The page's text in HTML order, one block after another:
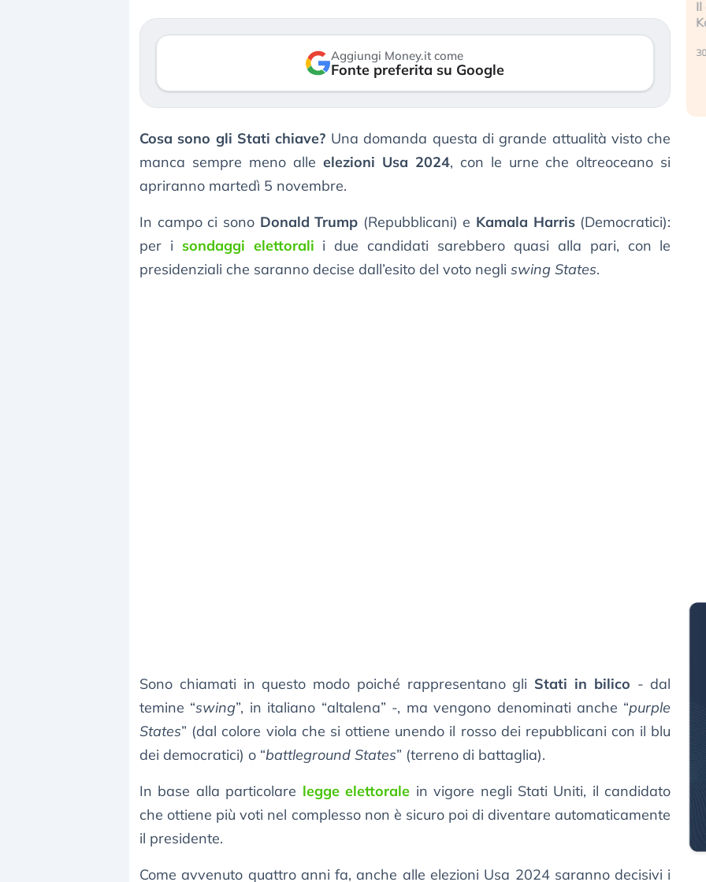
Aggiungi Money.it come
Fonte preferita su Google
Cosa sono gli Stati chiave? Una domanda questa di grande attualità visto che
manca sempre meno alle elezioni Usa 2024, con le urne che oltreoceano si
apriranno martedì 5 novembre.
In campo ci sono Donald Trump (Repubblicani) e Kamala Harris(Democratici):
per i sondaggi elettorali i due candidati sarebbero quasi alla pari, con le
presidenziali che saranno decise dall’esito del voto negli swing States.
Sono chiamati in questo modo poiché rappresentano gli Stati in bilico - dal
temine “swing”, in italiano “altalena” -, ma vengono denominati anche “purple
States” (dal colore viola che si ottiene unendo il rosso dei repubblicani con il blu
dei democratici) o “battleground States” (terreno di battaglia).
In base alla particolare legge elettorale in vigore negli Stati Uniti, il candidato
che ottiene più voti nel complesso non è sicuro poi di diventare automaticamente
il presidente.
Come avvenuto quattro anni fa, anche alle elezioni Usa 2024 saranno decisivi i
mostrando segni di stanchezza
verso le (…)
Kospi, mentre gli investitori retail (…)